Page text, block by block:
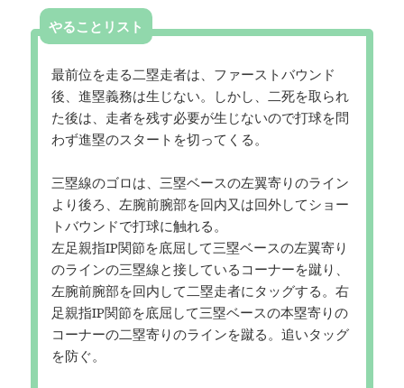
やることリスト
最前位を走る二塁走者は、ファーストバウンド
後、進塁義務は生じない。しかし、二死を取られ
た後は、走者を残す必要が生じないので打球を問
わず進塁のスタートを切ってくる。
三塁線のゴロは、三塁ベースの左翼寄りのライン
より後ろ、左腕前腕部を回内又は回外してショー
トバウンドで打球に触れる。
左足親指IP関節を底屈して三塁ベースの左翼寄り
のラインの三塁線と接しているコーナーを蹴り、
左腕前腕部を回内して二塁走者にタッグする。右
足親指IP関節を底屈して三塁ベースの本塁寄りの
コーナーの二塁寄りのラインを蹴る。追いタッグ
を防ぐ。